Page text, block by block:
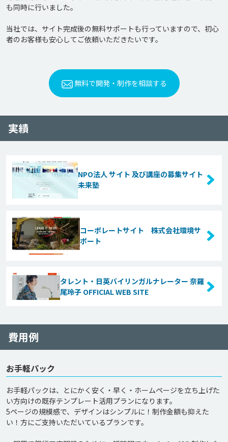
も同時に行いました。
当社では、サイト完成後の無料サポートも行っていますので、初心
無料で開発・制作を相談する
実績
NPO法人 サイト 及び講座の募集サイト
未来塾
コーポレートサイト 株式会社環境サ
ポート
タレント・日英バイリンガルナレーター 奈羅
尾玲子 OFFICIAL WEB SITE
費用例
お手軽パック
お手軽パックは、とにかく安く・早く・ホームページを立ち上げた
い方向けの既存テンプレート活用プランになります。
5ページの規模感で、デザインはシンプルに！制作金額も抑えた
い！方にご支持いただいているプランです。